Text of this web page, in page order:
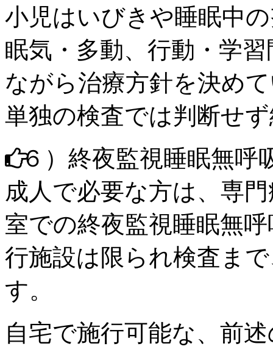
小児はいびき や睡眠中
眠気・多動、行動・学習
ながら治療方針を決め
単独の検査では判断せ
６） 終夜監視睡眠無呼
成人 で必要な方は、 専
室での終夜監視睡眠無
行施設は限られ検査ま
す。
自宅で施行可能な、前